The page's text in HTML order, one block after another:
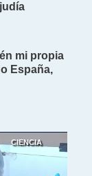
mi propia
España,
CIENCIA